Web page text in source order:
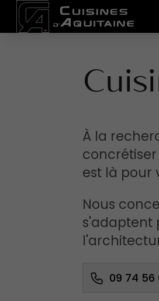
À la
est là pour
Nous
s'adaptent
09 74 56